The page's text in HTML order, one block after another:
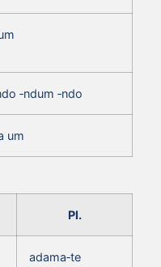
‑ndum ‑ndo
um
Pl.
adama‑te